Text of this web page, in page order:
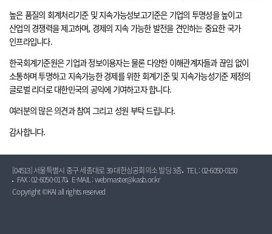
높은 품질의 회계처리기준 및 지속가능성보고기준은 기업의 투명성을 높이고
산업의 경쟁력을 제고하며, 경제의 지속 가능한 발전을 견인하는 중요한 국가
인프라입니다.
한국회계기준원은 기업과 정보이용자는 물론 다양한 이해관계자들과 끊임 없이
소통하며 투명하고 지속가능한 경제를 위한 회계기준 및 지속가능성기준 제정의
글로벌 리더로 대한민국의 공익에 기여하고자 합니다.
여러분의 많은 의견과 참여 그리고 성원 부탁 드립니다.
감사합니다.
[04513] 서울특별시 중구 세종대로 39 대한상공회의소 빌딩 3층 TEL : 02-6050-0150
FAX : 02-6050-0170
E-MAIL : webmaster@kasb.or.kr
Copyright ©KAI all rights reserved